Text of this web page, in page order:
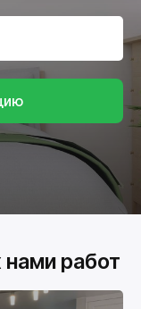
работ